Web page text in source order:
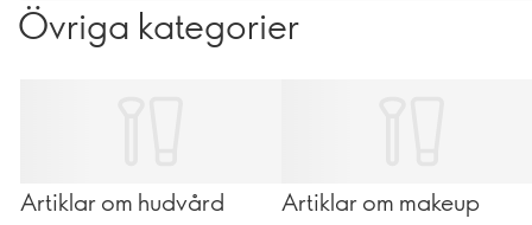
likadana. Genom att förstå hur de fungerar kan du välja
den som passar just din hud och din dagliga rutin. Låt oss
Övriga kategorier
Artiklar om hudvård Artiklar om makeup